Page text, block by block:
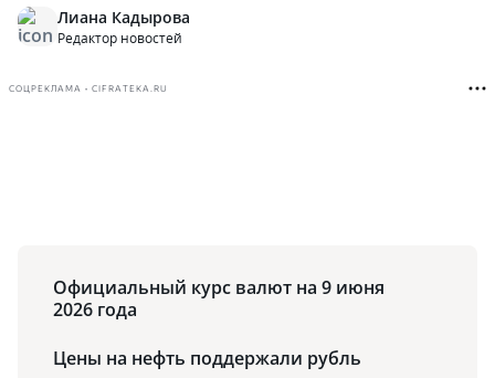
Лиана Кадырова
Редактор новостей
СОЦРЕКЛАМА • CIFRATEKA.RU
Официальный курс валют на 9 июня
2026 года
Цены на нефть поддержали рубль